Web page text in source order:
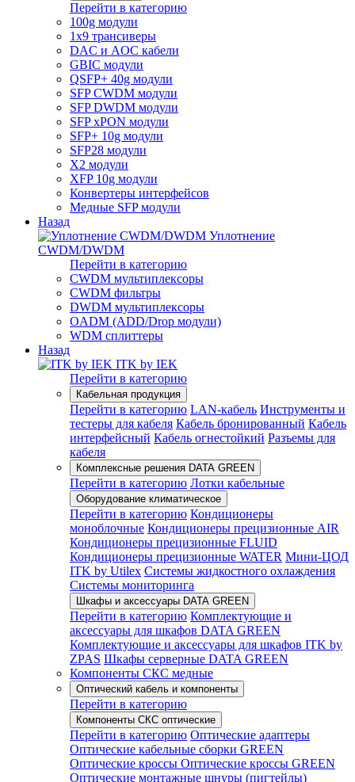
Перейти в категорию
100g модули
1x9 трансиверы
DAC и AOC кабели
GBIC модули
QSFP+ 40g модули
SFP CWDM модули
SFP DWDM модули
SFP xPON модули
SFP+ 10g модули
SFP28 модули
X2 модули
XFP 10g модули
Конвертеры интерфейсов
Медные SFP модули
Назад
Уплотнение
CWDM/DWDM
Перейти в категорию
CWDM мультиплексоры
CWDM фильтры
DWDM мультиплексоры
OADM (ADD/Drop модули)
WDM сплиттеры
Назад
ITK by IEK
Перейти в категорию
Кабельная продукция
Перейти в категорию LAN-кабель Инструменты и
тестеры для кабеля Кабель бронированный Кабель
интерфейсный Кабель огнестойкий Разъемы для
кабеля
Комплексные решения DATA GREEN
Перейти в категорию Лотки кабельные
Оборудование климатическое
Перейти в категорию Кондиционеры
моноблочные Кондиционеры прецизионные AIR
Кондиционеры прецизионные FLUID
Кондиционеры прецизионные WATER Мини-ЦОД
ITK by Utilex Системы жидкостного охлаждения
Системы мониторинга
Шкафы и аксессуары DATA GREEN
Перейти в категорию Комплектующие и
аксессуары для шкафов DATA GREEN
Комплектующие и аксессуары для шкафов ITK by
ZPAS Шкафы серверные DATA GREEN
Компоненты СКС медные
Оптический кабель и компоненты
Перейти в категорию
Компоненты СКС оптические
Перейти в категорию Оптические адаптеры
Оптические кабельные сборки GREEN
Оптические кроссы Оптические кроссы GREEN
Оптические монтажные шнуры (пигтейлы)